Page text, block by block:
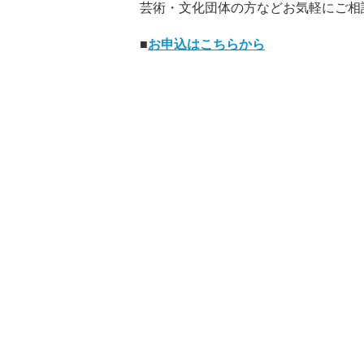
芸術・文化団体の方などお気軽にご相
■お申込はこちらから